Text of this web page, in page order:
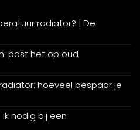
radiator? | De
past het op oud
hoeveel bespaar je
nodig bij een